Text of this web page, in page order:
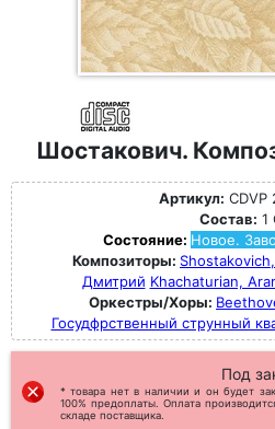
Шостакович.
Артикул: CDVP
Состав: 1
Состояние: Новое.
Композиторы:
Дмитрий Khachaturian,
Оркестры/Хоры:
Госудфрственный струнный
Под
* товара нет в наличии и он будет
100% предоплаты. Оплата
складе поставщика.